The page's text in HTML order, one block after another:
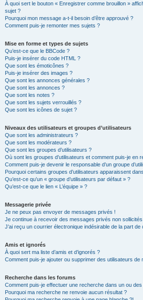
À quoi sert le bouton « Enregistrer comme brouillon »
sujet ?
Pourquoi mon message a-t-il besoin d’être approuvé ?
Comment puis-je remonter mes sujets ?
Mise en forme et types de sujets
Qu’est-ce que le BBCode ?
Puis-je insérer du code HTML ?
Que sont les émoticônes ?
Puis-je insérer des images ?
Que sont les annonces générales ?
Que sont les annonces ?
Que sont les notes ?
Que sont les sujets verrouillés ?
Que sont les icônes de sujet ?
Niveaux des utilisateurs et groupes d’utilisateurs
Que sont les administrateurs ?
Que sont les modérateurs ?
Que sont les groupes d’utilisateurs ?
Où sont les groupes d’utilisateurs et comment puis-je en
Comment puis-je devenir le responsable d’un groupe
Pourquoi certains groupes d’utilisateurs apparaissent
Qu’est-ce qu’un « groupe d’utilisateurs par défaut » ?
Qu’est-ce que le lien « L’équipe » ?
Messagerie privée
Je ne peux pas envoyer de messages privés !
Je continue à recevoir des messages privés non sollicités
J’ai reçu un courrier électronique indésirable de la part de
Amis et ignorés
À quoi sert ma liste d’amis et d’ignorés ?
Comment puis-je ajouter ou supprimer des utilisateurs de
Recherche dans les forums
Comment puis-je effectuer une recherche dans un ou
Pourquoi ma recherche ne renvoie aucun résultat ?